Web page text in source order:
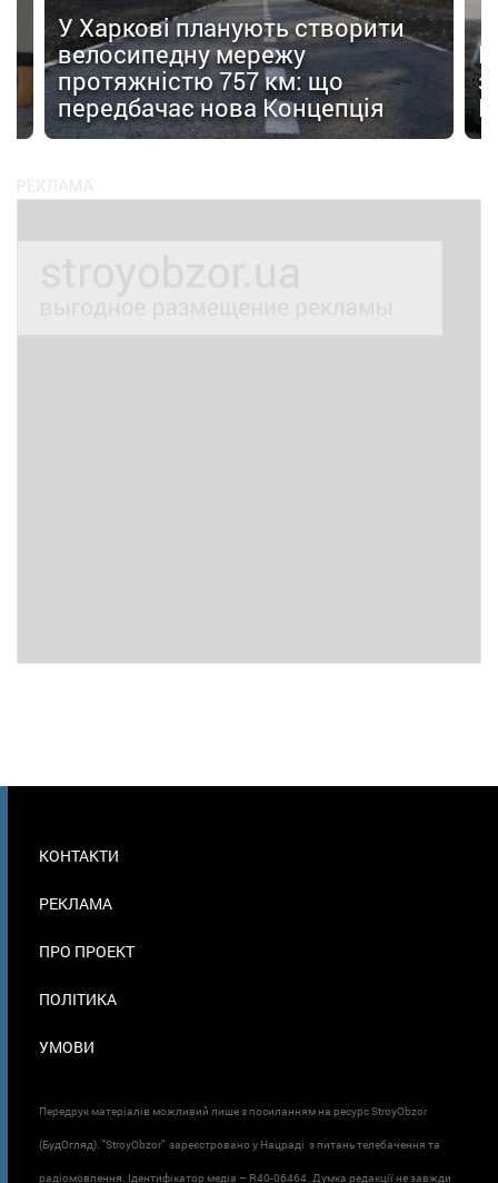
У Харкові планують створити
велосипедну мережу
протяжністю 757 км: що
передбачає нова Концепція
В
КОНТАКТИ
РЕКЛАМА
ПРО ПРОЕКТ
ПОЛІТИКА
УМОВИ
Передрук матеріалів можливий лише з посиланням на ресурс StroyObzor
(БудОгляд). "StroyObzor" зареєстровано у Нацраді з питань телебачення та
радіомовлення. Ідентифікатор медіа – R40-06464. Думка редакції не завжди